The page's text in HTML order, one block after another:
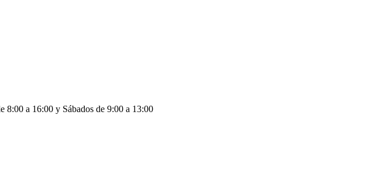
8:00 a 16:00 y Sábados de 9:00 a 13:00